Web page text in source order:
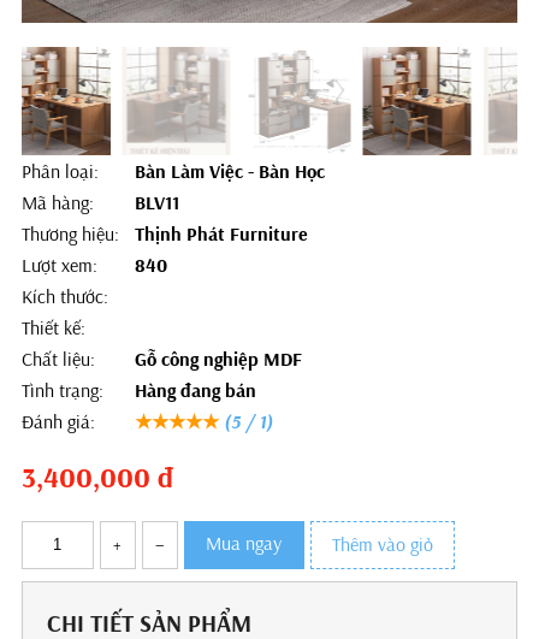
Phân loại:
Bàn Làm Việc - Bàn Học
Mã hàng:
BLV11
Thương hiệu:
Thịnh Phát Furniture
Lượt xem:
840
Kích thước:
Thiết kế:
Chất liệu:
Gỗ công nghiệp MDF
Tình trạng:
Hàng đang bán
Đánh giá:
★★★★★ (5 / 1)
3,400,000 đ
+ – Mua ngay Thêm vào giỏ
CHI TIẾT SẢN PHẨM